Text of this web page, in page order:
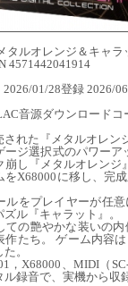
タルオレンジ＆キャラ
4571442041914
01/28登録 2026/
音源ダウンロード
された『メタルオレ
ージ選択式のパワー
崩し『メタルオレンジ
をX68000に移し、完
ルをプレイヤーが任
ル『キャラット』。
ての艶やかな装いの
作たち。 ゲーム内容
。
，X68000、MIDI（
ル録音で、実機から収